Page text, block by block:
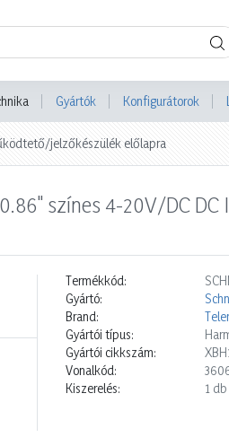
Gyártók Konfigurátorok
jelzőkészülék előlapra
színes 4-20V/DC DC
Termékkód:
Gyártó:
Brand:
Gyártói típus:
Gyártói cikkszám:
Vonalkód:
Kiszerelés:
1 db